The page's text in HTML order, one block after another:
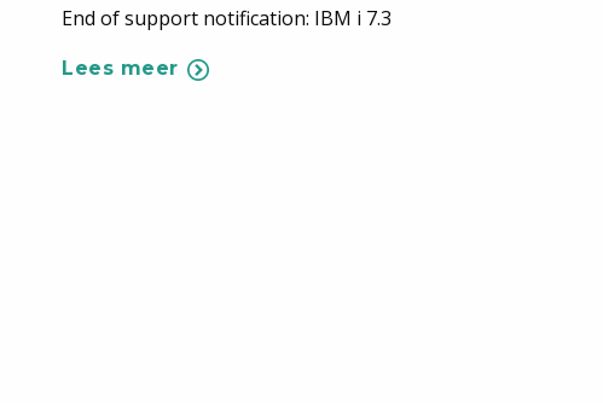
End of support notification: IBM i 7.3
Lees meer